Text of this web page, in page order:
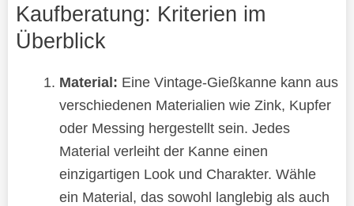
Kaufberatung: Kriterien im
Überblick
Material: Eine Vintage-Gießkanne kann aus
verschiedenen Materialien wie Zink, Kupfer
oder Messing hergestellt sein. Jedes
Material verleiht der Kanne einen
einzigartigen Look und Charakter. Wähle
ein Material, das sowohl langlebig als auch